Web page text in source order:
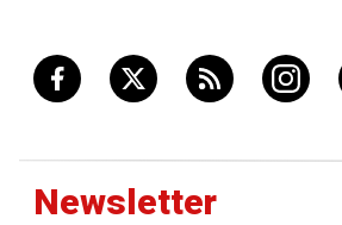
Newsletter